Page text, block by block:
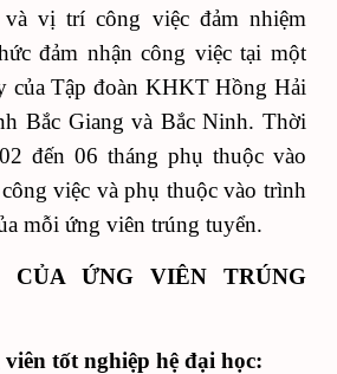
và vị trí công việc đảm nhiệm
đảm nhận công việc tại một
của Tập đoàn KHKT Hồng Hải
Bắc Giang và Bắc Ninh. Thời
đến 06 tháng phụ thuộc vào
việc và phụ thuộc vào trình
mỗi ứng viên trúng tuyển.
ỨNG VIÊN TRÚNG
tốt nghiệp hệ đại học: